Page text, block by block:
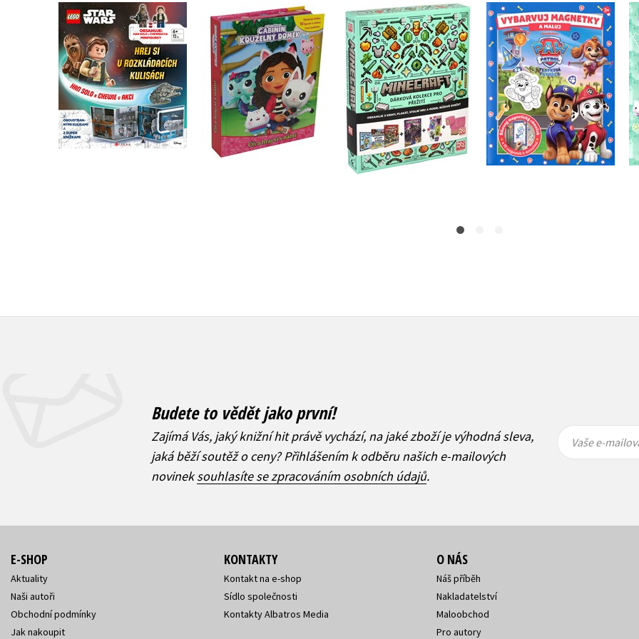
LEGO® Star Wars™
Han Solo a Chewie v
akci
Kolektiv
Do košíku
Gábinin kouzelný
domek - Čti a hraj si s
námi
Kolektiv
Minecraft - Dárková
kolekce pro přežití
Kolektiv
Do košíku
479 Kč
Tlapková patrola -
Vybarvuj magnetky
Kolektiv
Do košíku
Budete to vědět jako první!
Zajímá Vás, jaký knižní hit právě vychází, na jaké zboží je výhodná sleva,
jaká běží soutěž o ceny? Přihlášením k odběru našich e-mailových
novineksouhlasíte se zpracováním osobních údajů.
mailová
mailová
Vaše e-
E-SHOP
Aktuality
Naši autoři
Obchodní podmínky
Jak nakoupit
KONTAKTY
Kontakt na e-shop
Sídlo společnosti
Kontakty Albatros Media
O NÁS
Náš příběh
Nakladatelství
Maloobchod
Pro autory